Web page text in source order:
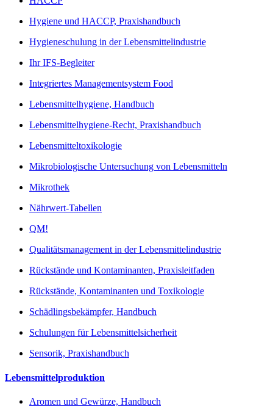
Hygiene und HACCP, Praxishandbuch
Hygieneschulung in der Lebensmittelindustrie
Ihr IFS-Begleiter
Integriertes Managementsystem Food
Lebensmittelhygiene, Handbuch
Lebensmittelhygiene-Recht, Praxishandbuch
Lebensmitteltoxikologie
Mikrobiologische Untersuchung von Lebensmitteln
Mikrothek
Nährwert-Tabellen
QM!
Qualitätsmanagement in der Lebensmittelindustrie
Rückstände und Kontaminanten, Praxisleitfaden
Rückstände, Kontaminanten und Toxikologie
Schädlingsbekämpfer, Handbuch
Schulungen für Lebensmittelsicherheit
Sensorik, Praxishandbuch
Lebensmittelproduktion
Aromen und Gewürze, Handbuch